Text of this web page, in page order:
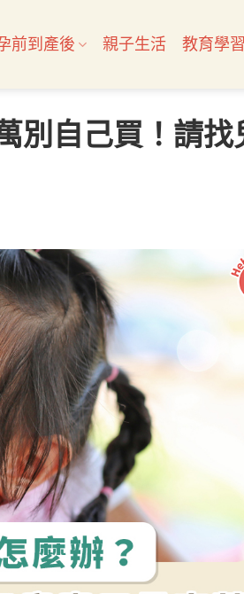
前到產後 親子生活 教育學
別自己買！請找